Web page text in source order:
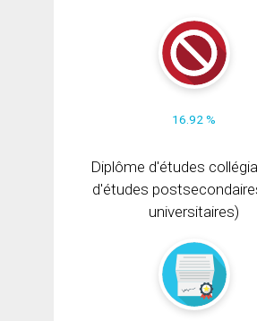
16.92 %
Diplôme d'études
d'études
universitaires)